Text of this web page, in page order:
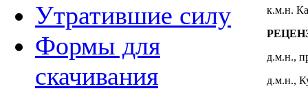
Утратившие силу
Формы для
скачивания
к.м.н.
д.м.н.,
д.м.н.,